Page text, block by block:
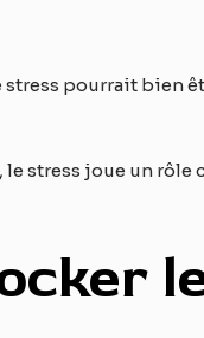
pourrait bien
stress joue un rôle